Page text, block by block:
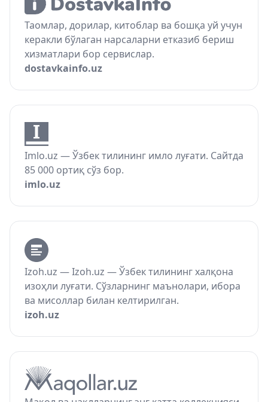
Таомлар, дорилар, китоблар ва бошқа уй учун
керакли бўлаган нарсаларни етказиб бериш
хизматлари бор сервислар.
dostavkainfo.uz
Imlo.uz — Ўзбек тилининг имло луғати. Сайтда
85 000 ортиқ сўз бор.
imlo.uz
Izoh.uz — Izoh.uz — Ўзбек тилининг халқона
изоҳли луғати. Сўзларнинг маънолари, ибора
ва мисоллар билан келтирилган.
izoh.uz